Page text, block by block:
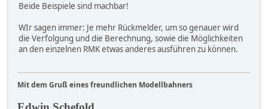
Beide Beispiele sind machbar!
WIr sagen immer: Je mehr Rückmelder, um so genauer wird
die Verfolgung und die Berechnung, sowie die Möglichkeiten
an den einzelnen RMK etwas anderes ausführen zu können.
Mit dem Gruß eines freundlichen Modellbahners